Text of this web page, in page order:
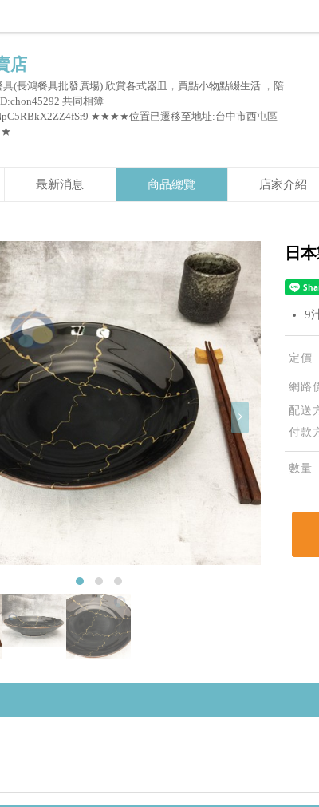
店
(長鴻餐具批發廣場) 欣賞各式器皿，買點小物點綴生活 ，陪
共同相簿
★★★★位置已遷移至地址:台中市西屯區
最新消息 商品總覽 店家介紹
日
9
定價
網路
配送
付款
數量